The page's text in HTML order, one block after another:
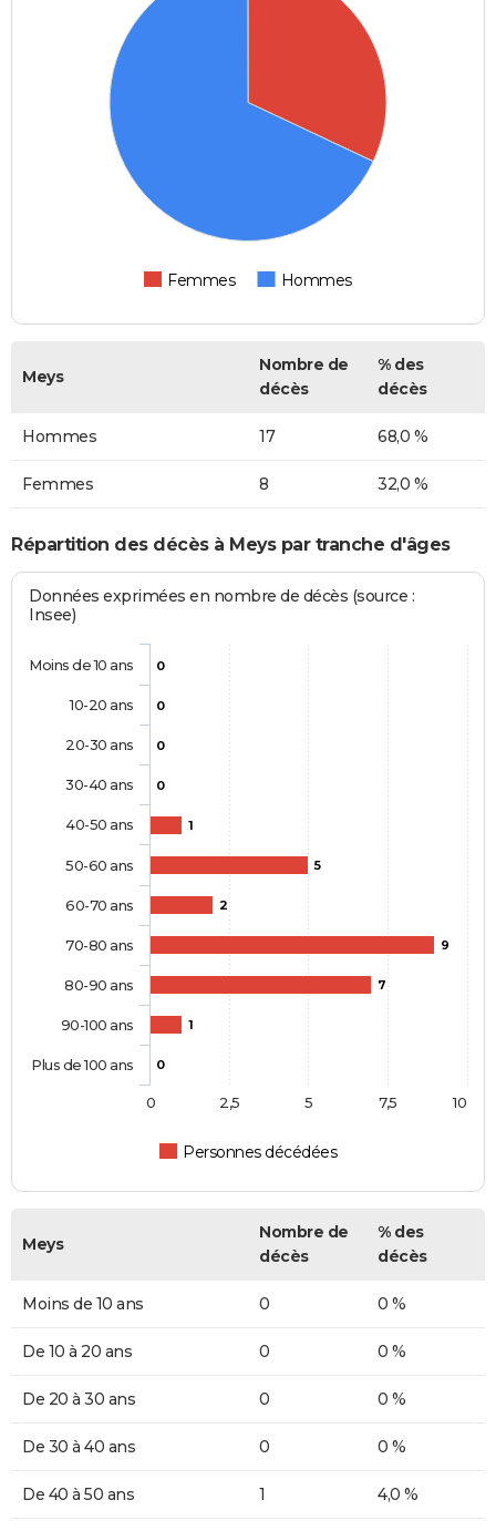
Femmes Hommes
Meys
Nombre de
décès
% des
décès
Hommes 17 68,0 %
Femmes 8 32,0 %
Répartition des décès à Meys par tranche d'âges
Données exprimées en nombre de décès (source :
Insee)
0
0
0
0
1
5
2
9
7
1
0
Personnes décédées
Moins de 10 ans
10-20 ans
20-30 ans
30-40 ans
40-50 ans
50-60 ans
60-70 ans
70-80 ans
80-90 ans
90-100 ans
Plus de 100 ans
0 10
2,5 5 7,5
Meys
Nombre de
décès
% des
décès
Moins de 10 ans 0 0 %
De 10 à 20 ans 0 0 %
De 20 à 30 ans 0 0 %
De 30 à 40 ans 0 0 %
De 40 à 50 ans 1 4,0 %